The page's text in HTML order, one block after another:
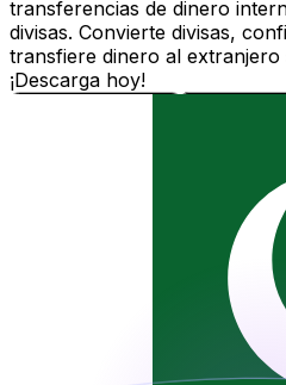
transferencias de dinero
divisas. Convierte divisas,
transfiere dinero al extranjero
¡Descarga hoy!